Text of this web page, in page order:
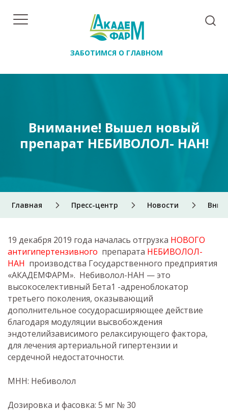
ЗАБОТИМСЯ О ГЛАВНОМ
Главная Пресс-центр Новости
Внимание! Вышел новый
препарат НЕБИВОЛОЛ- НАН!
19 декабря 2019 года началась отгрузка НОВОГО
антигипертензивного препарата НЕБИВОЛОЛ-
НАН производства Государственного предприятия
«АКАДЕМФАРМ». Небиволол-НАН — это
высокоселективный Бета1 -адреноблокатор
третьего поколения, оказывающий
дополнительное сосудорасширяющее действие
благодаря модуляции высвобождения
эндотелийзависимого релаксирующего фактора,
для лечения артериальной гипертензии и
сердечной недостаточности.
МНН: Небиволол
Дозировка и фасовка: 5 мг № 30